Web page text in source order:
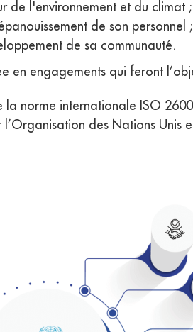
de l'environnement et du climat ;
de son personnel ;
de sa communauté.
en engagements qui feront
la norme internationale ISO
des Nations Unis